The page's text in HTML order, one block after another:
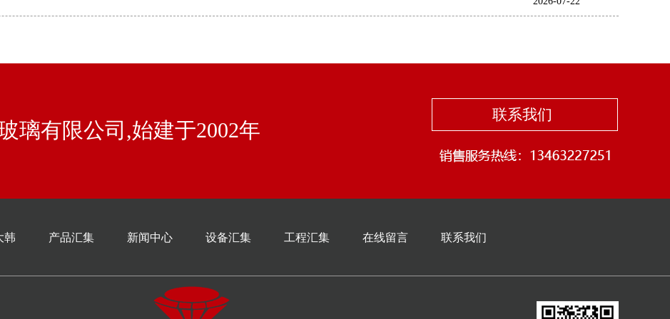
璃有限公司,始建于2002年
联系我们
韩 产品汇集 新闻中心 设备汇集 工程汇集 在线留言 联系我们